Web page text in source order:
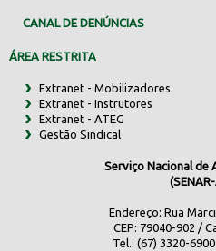
CANAL DE DENÚNCIAS
ÁREA RESTRITA
Extranet - Mobilizadores
Extranet - Instrutores
Extranet - ATEG
Gestão Sindical
Serviço Nacional de
Endereço: Rua
CEP: 79040-902 /
Tel.: (67) 3320-